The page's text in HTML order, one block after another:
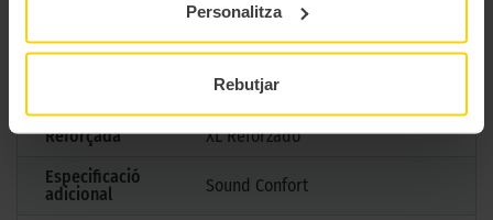
Personalitza
Rebutjar
No
Marcatge
B
Reforçada
XL Reforzado
Especificació
adicional
Sound Confort